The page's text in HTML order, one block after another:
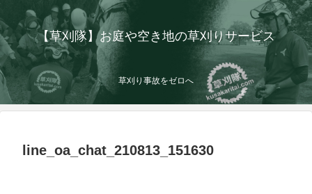
【草刈隊】お庭や空き地の草刈りサービス
草刈り事故をゼロへ
line_oa_chat_210813_151630